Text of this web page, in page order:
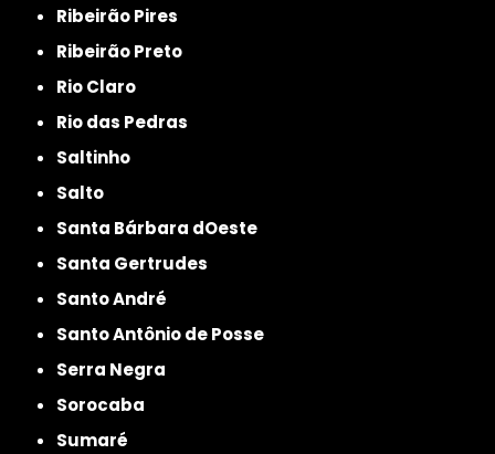
Ribeirão Pires
Ribeirão Preto
Rio Claro
Rio das Pedras
Saltinho
Salto
Santa Bárbara dOeste
Santa Gertrudes
Santo André
Santo Antônio de Posse
Serra Negra
Sorocaba
Sumaré